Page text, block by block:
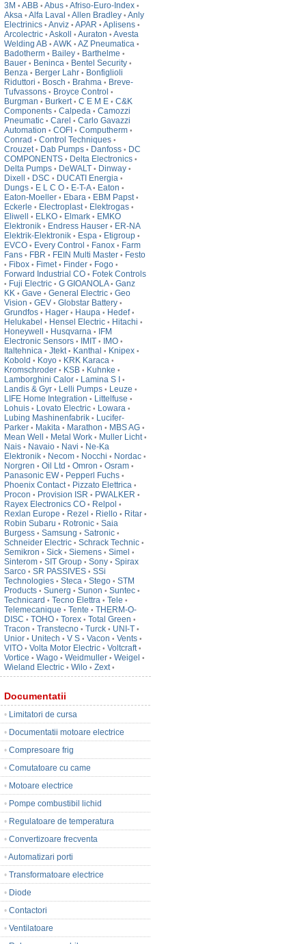
3M • ABB • Abus • Afriso-Euro-Index •
Aksa • Alfa Laval • Allen Bradley • Anly
Electrinics • Anviz • APAR • Aplisens •
Arcolectric • Askoll • Auraton • Avesta
Welding AB • AWK • AZ Pneumatica •
Badotherm • Bailey • Barthelme •
Bauer • Beninca • Bentel Security •
Benza • Berger Lahr • Bonfiglioli
Riduttori • Bosch • Brahma • Breve-
Tufvassons • Broyce Control •
Burgman • Burkert • C E M E • C&K
Components • Calpeda • Camozzi
Pneumatic • Carel • Carlo Gavazzi
Automation • COFI • Computherm •
Conrad • Control Techniques •
Crouzet • Dab Pumps • Danfoss • DC
COMPONENTS • Delta Electronics •
Delta Pumps • DeWALT • Dinway •
Dixell • DSC • DUCATI Energia •
Dungs • E L C O • E-T-A • Eaton •
Eaton-Moeller • Ebara • EBM Papst •
Eckerle • Electroplast • Elektrogas •
Eliwell • ELKO • Elmark • EMKO
Elektronik • Endress Hauser • ER-NA
Elektrik-Elektronik • Espa • Etigroup •
EVCO • Every Control • Fanox • Farm
Fans • FBR • FEIN Multi Master • Festo
• Fibox • Fimet • Finder • Fogo •
Forward Industrial CO • Fotek Controls
• Fuji Electric • G GIOANOLA • Ganz
KK • Gave • General Electric • Geo
Vision • GEV • Globstar Battery •
Grundfos • Hager • Haupa • Hedef •
Helukabel • Hensel Electric • Hitachi •
Honeywell • Husqvarna •
IFM
Electronic Sensors • IMIT • IMO •
Italtehnica • Jtekt • Kanthal • Knipex •
Kobold • Koyo • KRK Karaca •
Kromschroder • KSB • Kuhnke •
Lamborghini Calor • Lamina S I •
Landis & Gyr • Lelli Pumps • Leuze •
LIFE Home Integration • Littelfuse •
Lohuis • Lovato Electric • Lowara •
Lubing Mashinenfabrik • Lucifer-
Parker • Makita • Marathon • MBS AG •
Mean Well • Metal Work • Muller Licht •
Nais • Navaio • Navi • Ne-Ka
Elektronik • Necom • Nocchi • Nordac •
Norgren • Oil Ltd • Omron • Osram •
Panasonic EW • Pepperl Fuchs •
Phoenix Contact • Pizzato Elettrica •
Procon • Provision ISR • PWALKER •
Rayex Electronics CO • Relpol •
Rexlan Europe • Rezel • Riello • Ritar •
Robin Subaru • Rotronic • Saia
Burgess • Samsung • Satronic •
Schneider Electric • Schrack Technic •
Semikron • Sick • Siemens • Simel •
Sinterom • SIT Group • Sony • Spirax
Sarco • SR PASSIVES • SSi
Technologies • Steca • Stego • STM
Products • Sunerg • Sunon • Suntec •
Technicard • Tecno Elettra • Tele •
Telemecanique • Tente • THERM-O-
DISC • TOHO • Torex • Total Green •
Tracon • Transtecno • Turck • UNI-T •
Unior • Unitech • V S • Vacon • Vents •
VITO • Volta Motor Electric • Voltcraft •
Vortice • Wago • Weidmuller • Weigel •
Wieland Electric • Wilo • Zext •
Documentatii
• Limitatori de cursa
• Documentatii motoare electrice
• Compresoare frig
• Comutatoare cu came
• Motoare electrice
• Pompe combustibil lichid
• Regulatoare de temperatura
• Convertizoare frecventa
•Automatizari porti
• Transformatoare electrice
• Diode
• Contactori
• Ventilatoare